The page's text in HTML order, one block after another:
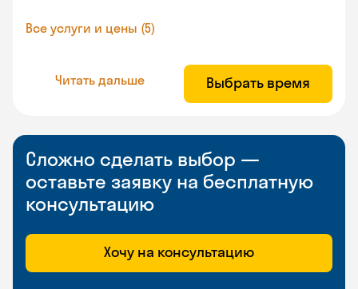
Все услуги и цены (5)
Читать дальше Выбрать время
Сложно сделать выбор —
оставьте заявку на бесплатную
консультацию
Хочу на консультацию